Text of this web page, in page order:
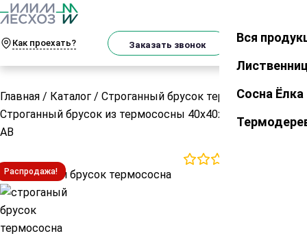
Как проехать? Заказать звонок Закрыть
Вся
Сосна Ёлка
Главная / Каталог / Строганный брусок термо/
Строганный брусок из термососны 40х40х2100 мм сорт
АВ
Распродажа!